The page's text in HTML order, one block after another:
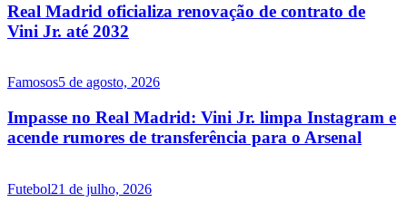
Real Madrid oficializa renovação de contrato de
Vini Jr. até 2032
Famosos5 de agosto, 2026
Impasse no Real Madrid: Vini Jr. limpa Instagram e
acende rumores de transferência para o Arsenal
Futebol21 de julho, 2026